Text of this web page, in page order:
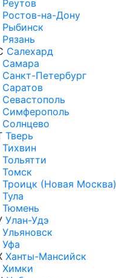
Реутов
Ростов-на-Дону
Рыбинск
Рязань
Салехард
Самара
Санкт-Петербург
Саратов
Севастополь
Симферополь
Солнцево
Тверь
Тихвин
Тольятти
Томск
Троицк (Новая Москва)
Тула
Тюмень
Улан-Удэ
Ульяновск
Уфа
Ханты-Мансийск
Химки